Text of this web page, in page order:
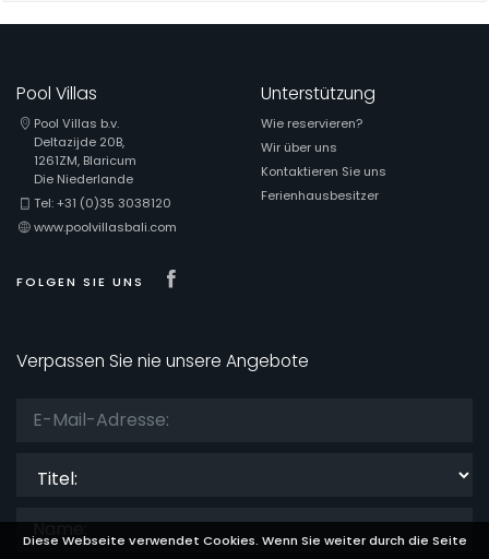
Diese Webseite verwendet Cookies. Wenn Sie weiter durch die Seite
Pool Villas
Pool Villas b.v.
Deltazijde 20B,
1261ZM, Blaricum
Die Niederlande
Tel: +31 (0)35 3038120
www.poolvillasbali.com
FOLGEN SIE UNS
Unterstützung
Wie reservieren?
Wir über uns
Kontaktieren Sie uns
Ferienhausbesitzer
Verpassen Sie nie unsere Angebote